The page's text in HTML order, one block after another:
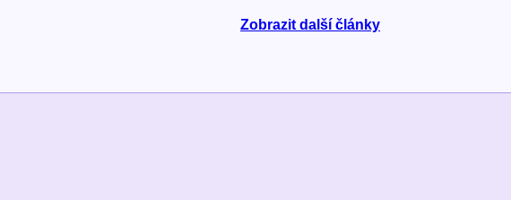
Zobrazit další články